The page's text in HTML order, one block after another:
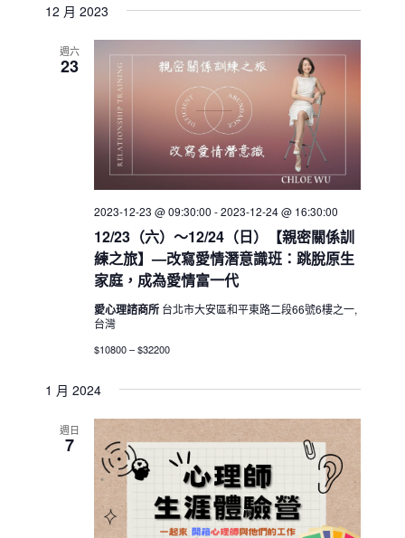
12 月 2023
週六
23
12/23（六）～12/24（日）【親密關係訓
練之旅】—改寫愛情潛意識班：跳脫原生
家庭，成為愛情富一代
2023-12-23 @ 09:30:00 -2023-12-24 @ 16:30:00
愛心理諮商所 台北市大安區和平東路二段66號6樓之一,
台灣
$10800 – $32200
1 月 2024
週日
7